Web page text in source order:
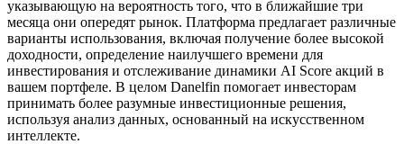
указывающую на вероятность того, что в ближайшие три
месяца они опередят рынок. Платформа предлагает различные
варианты использования, включая получение более высокой
доходности, определение наилучшего времени для
инвестирования и отслеживание динамики AI Score акций в
вашем портфеле. В целом Danelfin помогает инвесторам
принимать более разумные инвестиционные решения,
используя анализ данных, основанный на искусственном
интеллекте.